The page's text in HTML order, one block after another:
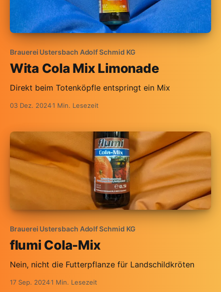
Brauerei Ustersbach Adolf Schmid KG
Wita Cola Mix Limonade
Direkt beim Totenköpfle entspringt ein Mix
03 Dez. 20241 Min. Lesezeit
Brauerei Ustersbach Adolf Schmid KG
flumi Cola-Mix
Nein, nicht die Futterpflanze für Landschildkröten
17 Sep. 20241 Min. Lesezeit